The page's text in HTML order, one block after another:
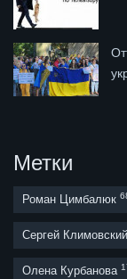
Метки
Роман Цимбалюк
Сергей Климовский
Олена Курбанова